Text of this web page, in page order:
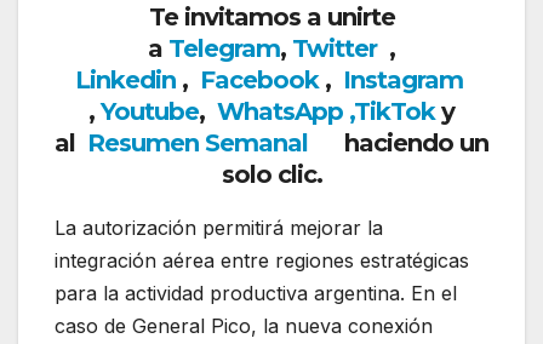
Te invitamos a unirte
a Telegram, Twitter ,
Linkedin, Facebook, Instagram
,Youtube, WhatsApp ,TikToky
al Resumen Semanal haciendo un
solo clic.
La autorización permitirá mejorar la
integración aérea entre regiones estratégicas
para la actividad productiva argentina. En el
caso de General Pico, la nueva conexión